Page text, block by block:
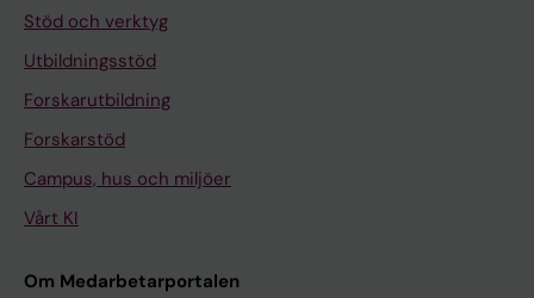
Stöd och verktyg
Utbildningsstöd
Forskarutbildning
Forskarstöd
Campus, hus och miljöer
Vårt KI
Om Medarbetarportalen